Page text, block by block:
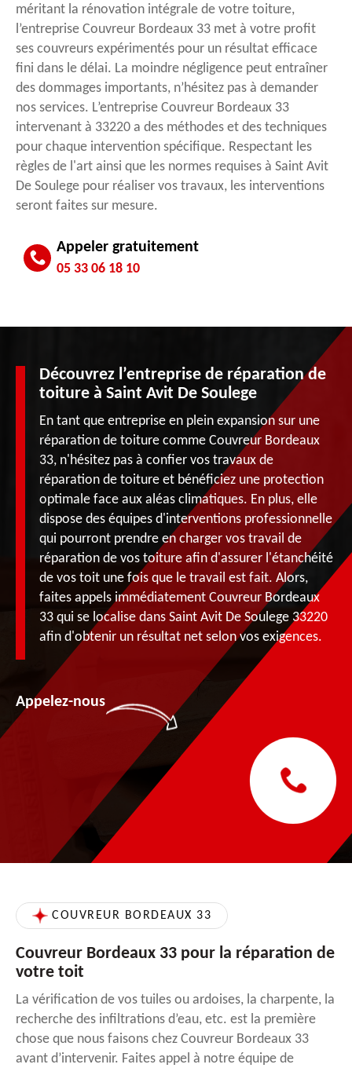
méritant la rénovation intégrale de votre toiture,
l’entreprise Couvreur Bordeaux 33 met à votre profit
ses couvreurs expérimentés pour un résultat efficace
fini dans le délai. La moindre négligence peut entraîner
des dommages importants, n’hésitez pas à demander
nos services. L’entreprise Couvreur Bordeaux 33
intervenant à 33220 a des méthodes et des techniques
pour chaque intervention spécifique. Respectant les
règles de l'art ainsi que les normes requises à Saint Avit
De Soulege pour réaliser vos travaux, les interventions
seront faites sur mesure.
Appeler gratuitement
05 33 06 18 10
Découvrez l’entreprise de réparation de
toiture à Saint Avit De Soulege
En tant que entreprise en plein expansion sur une
réparation de toiture comme Couvreur Bordeaux
33, n'hésitez pas à confier vos travaux de
réparation de toiture et bénéficiez une protection
optimale face aux aléas climatiques. En plus, elle
dispose des équipes d'interventions professionnelle
qui pourront prendre en charger vos travail de
réparation de vos toiture afin d'assurer l'étanchéité
de vos toit une fois que le travail est fait. Alors,
faites appels immédiatement Couvreur Bordeaux
33 qui se localise dans Saint Avit De Soulege 33220
afin d'obtenir un résultat net selon vos exigences.
Appelez-nous
COUVREUR BORDEAUX 33
Couvreur Bordeaux 33 pour la réparation de
votre toit
La vérification de vos tuiles ou ardoises, la charpente, la
recherche des infiltrations d’eau, etc. est la première
chose que nous faisons chez Couvreur Bordeaux 33
avant d’intervenir. Faites appel à notre équipe de